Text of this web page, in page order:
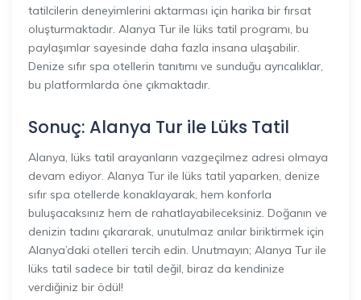
tatilcilerin deneyimlerini aktarması için harika bir fırsat
oluşturmaktadır. Alanya Tur ile lüks tatil programı, bu
paylaşımlar sayesinde daha fazla insana ulaşabilir.
Denize sıfır spa otellerin tanıtımı ve sunduğu ayrıcalıklar,
bu platformlarda öne çıkmaktadır.
Sonuç: Alanya Tur ile Lüks Tatil
Alanya, lüks tatil arayanların vazgeçilmez adresi olmaya
devam ediyor. Alanya Tur ile lüks tatil yaparken, denize
sıfır spa otellerde konaklayarak, hem konforla
buluşacaksınız hem de rahatlayabileceksiniz. Doğanın ve
denizin tadını çıkararak, unutulmaz anılar biriktirmek için
Alanya’daki otelleri tercih edin. Unutmayın; Alanya Tur ile
lüks tatil sadece bir tatil değil, biraz da kendinize
verdiğiniz bir ödül!